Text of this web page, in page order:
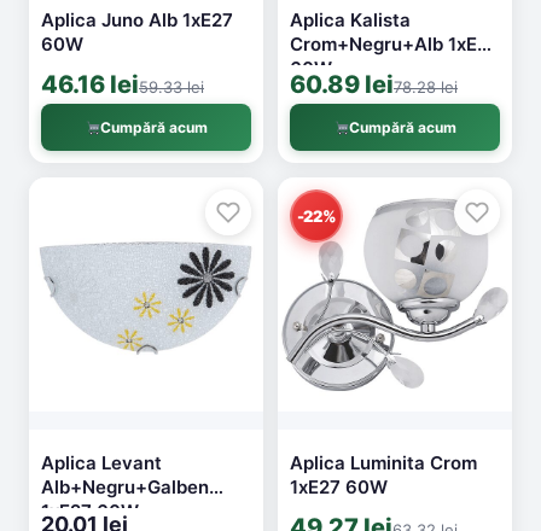
Aplica Juno Alb 1xE27
60W
46.16 lei59.33 lei
Cumpără acum
Aplica Kalista
Crom+Negru+Alb 1xE27
60W
60.89 lei78.28 lei
Cumpără acum
Aplica Levant
Alb+Negru+Galben
1xE27 60W
20.01 lei
-22%
Aplica Luminita Crom
1xE27 60W